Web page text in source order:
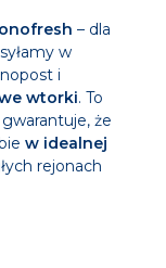
– dla
w
i
wtorki. To
że
w idealnej
rejonach